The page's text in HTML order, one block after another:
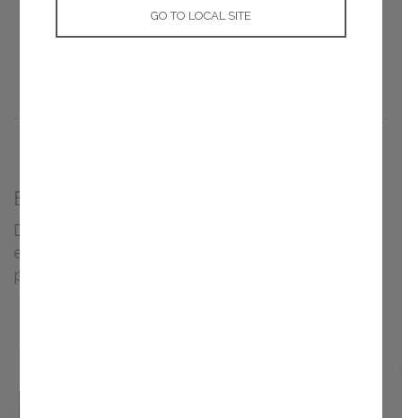
Explorez nos gammes emblématiques
Des formules innovantes, des résultats prouvés
et des solutions adaptées à chaque
problématique de peau
GO TO LOCAL SITE